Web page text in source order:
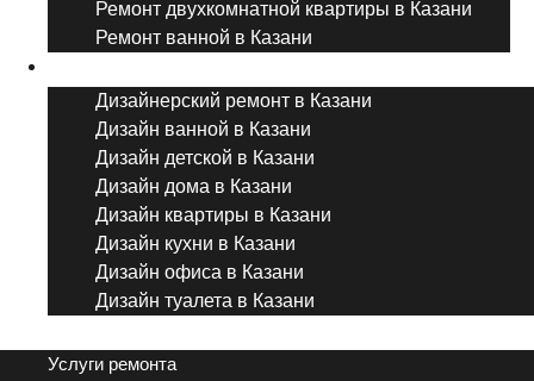
Ремонт двухкомнатной квартиры в Казани
Ремонт ванной в Казани
Дизайнерский ремонт в Казани
Дизайн ванной в Казани
Дизайн детской в Казани
Дизайн дома в Казани
Дизайн квартиры в Казани
Дизайн кухни в Казани
Дизайн офиса в Казани
Дизайн туалета в Казани
Услуги ремонта